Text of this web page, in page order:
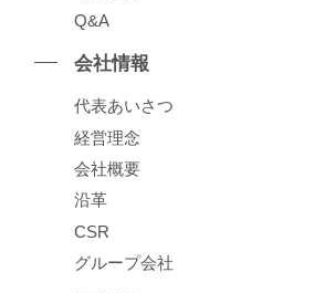
Q&A
会社情報
代表あいさつ
経営理念
会社概要
沿⾰
CSR
グループ会社